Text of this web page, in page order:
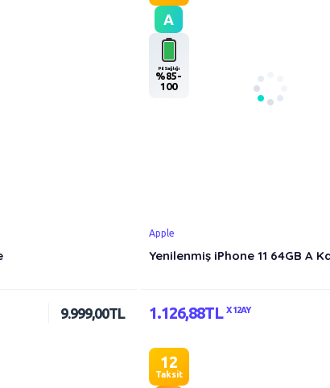
9.999,00TL
A
Pil Sağlığı
%85-
100
Apple
Yenilenmiş iPhone 11 64GB A
1.126,88TL X 12AY
12
Taksit